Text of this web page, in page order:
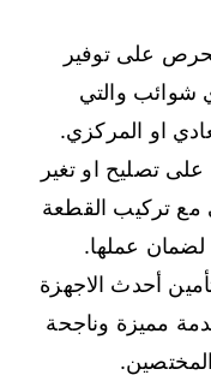
نحرص على توفير
شوائب والتي
او المركزي.
تصليح او تغير
مع تركيب القطعة
لضمان عملها.
أحدث الاجهزة
مميزة وناجحة